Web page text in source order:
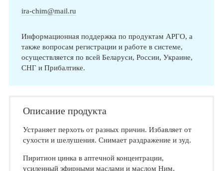
ira-chim@mail.ru
Информационная поддержка по продуктам АРГО, а
также вопросам регистрации и работе в системе,
осуществляется по всей Беларуси, России, Украине,
СНГ и Прибалтике.
Описание продукта
Устраняет перхоть от разных причин. Избавляет от
сухости и шелушения. Снимает раздражение и зуд.
Пиритион цинка в аптечной концентрации,
усиленный эфирными маслами и маслом Ним,